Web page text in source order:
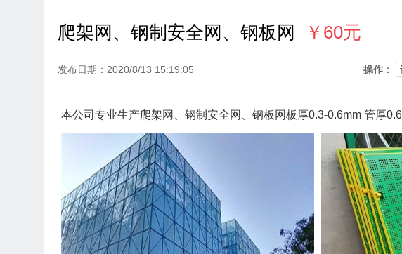
爬架网、钢制安全网、钢板网 ￥60元
发布日期：2020/8/13 15:19:05 操作：
本公司专业生产爬架网、钢制安全网、钢板网板厚0.3-0.6mm 管厚